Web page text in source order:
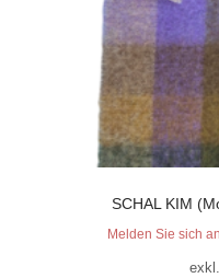
SCHAL KIM
Melden Sie sich